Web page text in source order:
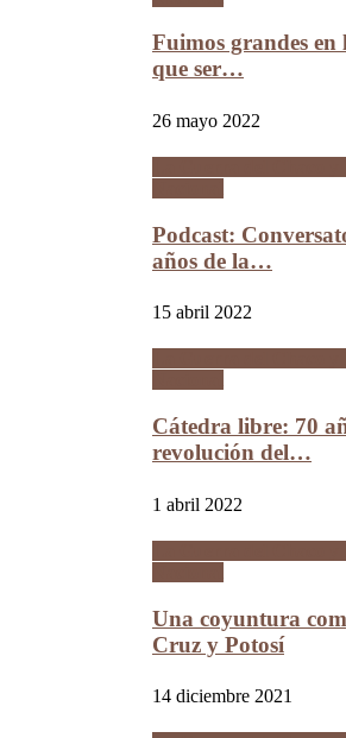
Fuimos grandes en
que ser…
26 mayo 2022
Podcast:
años de la…
15 abril 2022
Cátedra libre: 70
revolución del…
1 abril 2022
Una coyuntura
Cruz y Potosí
14 diciembre 2021